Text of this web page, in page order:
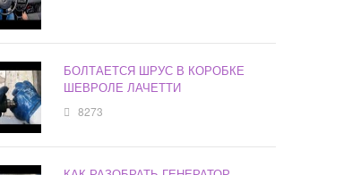
БОЛТАЕТСЯ ШРУС В КОРОБКЕ
ШЕВРОЛЕ ЛАЧЕТТИ
8273